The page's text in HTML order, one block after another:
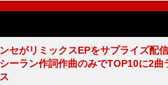
セがリミックスEPをサプライズ配
シーラン作詞作曲のみでTOP10に2